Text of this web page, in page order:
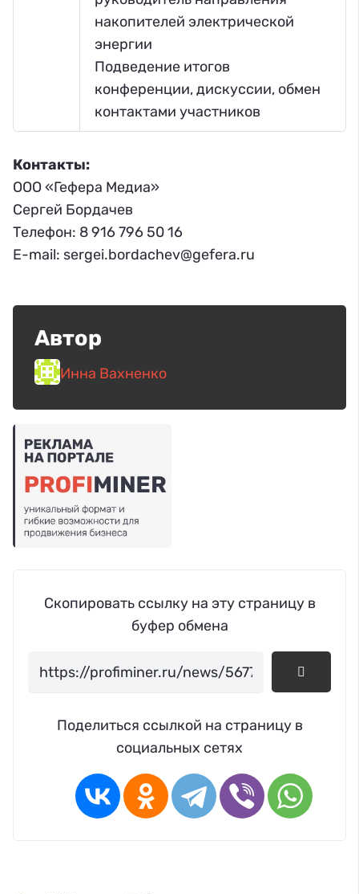
накопителей электрической
энергии
Подведение итогов
конференции, дискуссии, обмен
контактами участников
Контакты:
ООО «Гефера Медиа»
Сергей Бордачев
Телефон: 8 916 796 50 16
E-mail: sergei.bordachev@gefera.ru
Автор
Инна Вахненко
Скопировать ссылку на эту страницу в
буфер обмена
Поделиться ссылкой на страницу в
социальных сетях